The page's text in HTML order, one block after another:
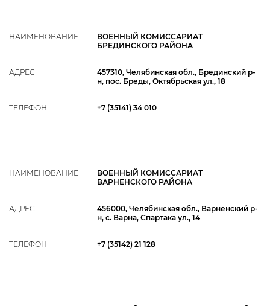
НАИМЕНОВАНИЕ
ВОЕННЫЙ КОМИССАРИАТ
БРЕДИНСКОГО РАЙОНА
АДРЕС
457310, Челябинская обл., Брединский р-
н, пос. Бреды, Октябрьская ул., 18
ТЕЛЕФОН +7 (35141) 34 010
НАИМЕНОВАНИЕ
ВОЕННЫЙ КОМИССАРИАТ
ВАРНЕНСКОГО РАЙОНА
АДРЕС
456000, Челябинская обл., Варненский р-
н, с. Варна, Спартака ул., 14
ТЕЛЕФОН +7 (35142) 21 128